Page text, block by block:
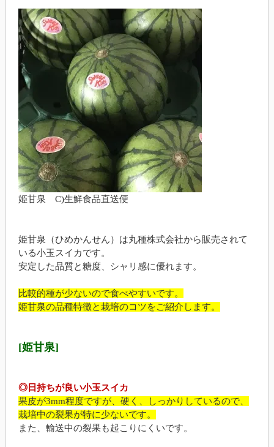
姫甘泉 C)生鮮食品直送便
姫甘泉（ひめかんせん）は丸種株式会社から販売されて
いる小玉スイカです。
安定した品質と糖度、シャリ感に優れます。
比較的種が少ないので食べやすいです。
姫甘泉の品種特徴と栽培のコツをご紹介します。
[姫甘泉]
◎日持ちが良い小玉スイカ
果皮が3mm程度ですが、硬く、しっかりしているので、
栽培中の裂果が特に少ないです。
また、輸送中の裂果も起こりにくいです。